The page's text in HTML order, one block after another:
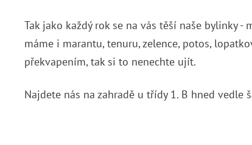
Tak jako každý rok se na vás těší naše bylinky
máme i marantu, tenuru, zelence, potos,
překvapením, tak si to nenechte ujít.
Najdete nás na zahradě u třídy 1. B hned vedle